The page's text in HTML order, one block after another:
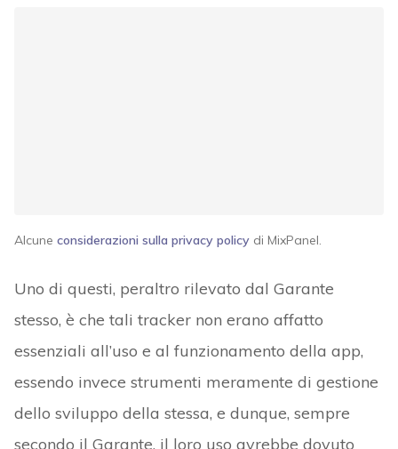
Alcune considerazioni sulla privacy policydi MixPanel.
Uno di questi, peraltro rilevato dal Garante
stesso, è che tali tracker non erano affatto
essenziali all’uso e al funzionamento della app,
essendo invece strumenti meramente di gestione
dello sviluppo della stessa, e dunque, sempre
secondo il Garante, il loro uso avrebbe dovuto